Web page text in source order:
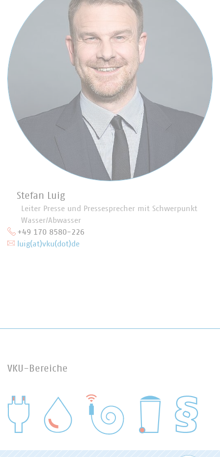
Stefan Luig
Leiter Presse und Pressesprecher mit Schwerpunkt
Wasser/Abwasser
+49 170 8580-226
luig(at)vku(dot)de
VKU-Bereiche
WASSER/ABWASSER